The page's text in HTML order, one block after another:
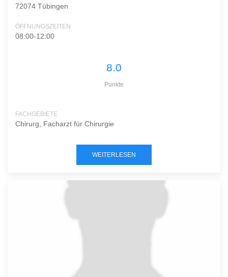
72074 Tübingen
ÖFFNUNGSZEITEN
08:00-12:00
8.0
Punkte
FACHGEBIETE
Chirurg, Facharzt für Chirurgie
WEITERLESEN